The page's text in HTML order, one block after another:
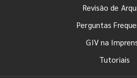
Revisão de
Perguntas
GIV na
Tutoriais